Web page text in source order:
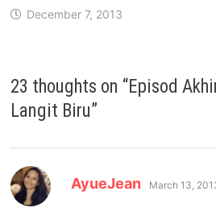
December 7, 2013
23 thoughts on “Episod
Langit Biru”
AyueJean says:
March 13,